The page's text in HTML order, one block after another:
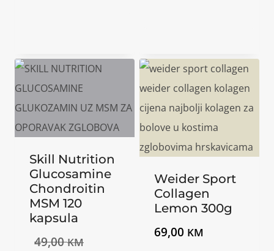
30,00 KM.
27,00 KM.
Skill Nutrition
Glucosamine
Chondroitin
MSM 120
kapsula
49,00KMIzvorna
Weider Sport
Collagen
Lemon 300g
69,00 KM